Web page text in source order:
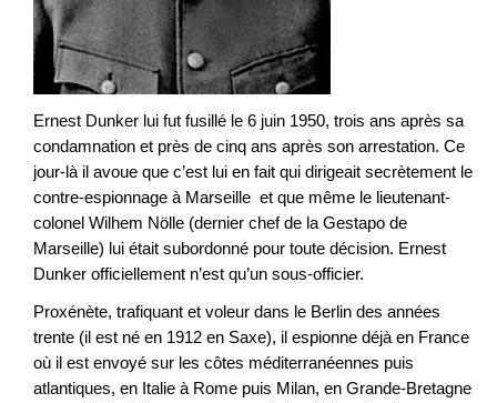
Ernest Dunker lui fut fusillé le 6 juin 1950, trois ans après sa
condamnation et près de cinq ans après son arrestation. Ce
jour-là il avoue que c’est lui en fait qui dirigeait secrètement le
contre-espionnage à Marseille et que même le lieutenant-
colonel Wilhem Nölle (dernier chef de la Gestapo de
Marseille) lui était subordonné pour toute décision. Ernest
Dunker officiellement n’est qu’un sous-officier.
Proxénète, trafiquant et voleur dans le Berlin des années
trente (il est né en 1912 en Saxe), il espionne déjà en France
où il est envoyé sur les côtes méditerranéennes puis
atlantiques, en Italie à Rome puis Milan, en Grande-Bretagne